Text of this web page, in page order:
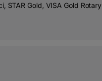
STAR Gold, VISA Gold